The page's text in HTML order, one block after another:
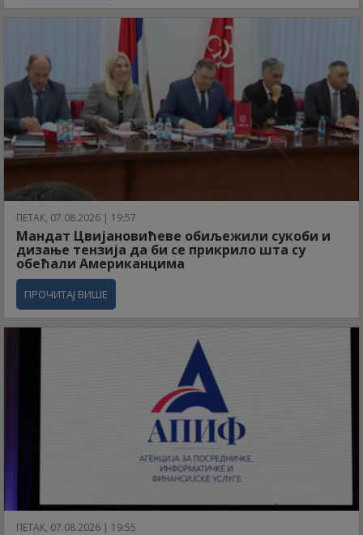
ПЕТАК, 07.08.2026 | 19:57
Мандат Цвијановићеве обиљежили сукоби и
дизање тензија да би се прикрило шта су
обећали Американцима
ПРОЧИТАЈ ВИШЕ
ПЕТАК, 07.08.2026 | 19:55